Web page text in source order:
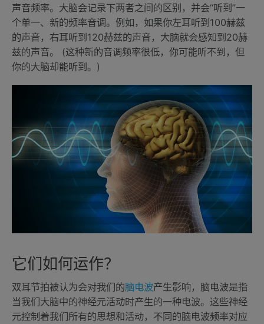
声音频率。大脑会记录下两者之间的区别，并会“听到”一
个单一、新的频率音调。例如，如果你左耳听到100赫兹
的声音，右耳听到120赫兹的声音，大脑就会感知到20赫
兹的声音。 (这种新的音调频率很低，你可能听不到，但
你的大脑却能听到。)
它们如何运作？
双耳节拍被认为会对我们的脑电波产生影响，脑电波是指
当我们大脑中的神经元活动时产生的一种电波。这些神经
元控制着我们所有的思想和活动，不同的脑电波频率对应